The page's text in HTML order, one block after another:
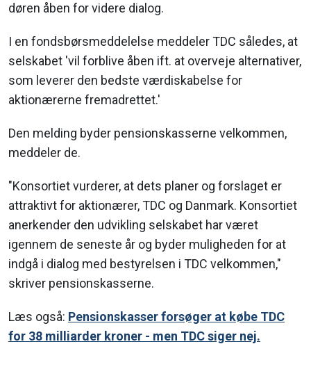
døren åben for videre dialog.
I en fondsbørsmeddelelse meddeler TDC således, at
selskabet 'vil forblive åben ift. at overveje alternativer,
som leverer den bedste værdiskabelse for
aktionærerne fremadrettet.'
Den melding byder pensionskasserne velkommen,
meddeler de.
"Konsortiet vurderer, at dets planer og forslaget er
attraktivt for aktionærer, TDC og Danmark. Konsortiet
anerkender den udvikling selskabet har været
igennem de seneste år og byder muligheden for at
indgå i dialog med bestyrelsen i TDC velkommen,"
skriver pensionskasserne.
Læs også: Pensionskasser forsøger at købe TDC
for 38 milliarder kroner - men TDC siger nej.